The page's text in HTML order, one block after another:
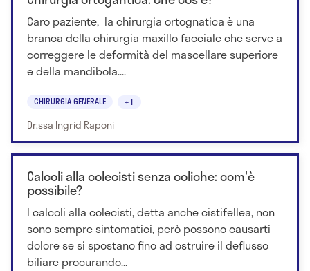
Caro paziente, la chirurgia ortognatica è una
branca della chirurgia maxillo facciale che serve a
correggere le deformità del mascellare superiore
e della mandibola....
CHIRURGIA GENERALE +1
Dr.ssa Ingrid Raponi
Calcoli alla colecisti senza coliche: com'è
possibile?
I calcoli alla colecisti, detta anche cistifellea, non
sono sempre sintomatici, però possono causarti
dolore se si spostano fino ad ostruire il deflusso
biliare procurando...